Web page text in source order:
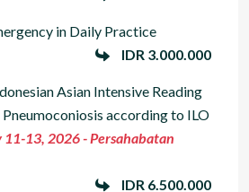
in Daily Practice
IDR 3.000.000
Asian Intensive Reading
according to ILO
11-13, 2026 - Persahabatan
IDR 6.500.000